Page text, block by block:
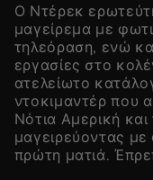
Ο Ντέρεκ
μαγείρεμα με
τηλεόραση, ενώ
εργασίες στο
ατελείωτο
ντοκιμαντέρ που
Νότια Αμερική και
μαγειρεύοντας
πρώτη ματιά.